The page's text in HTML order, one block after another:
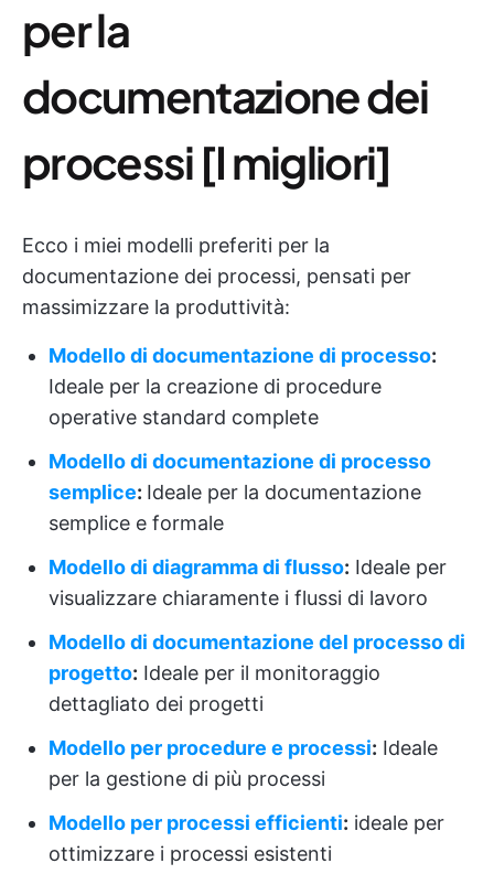
per la
documentazione dei
processi [I migliori]
Ecco i miei modelli preferiti per la
documentazione dei processi, pensati per
massimizzare la produttività:
Modello di documentazione di processo:
Ideale per la creazione di procedure
operative standard complete
Modello di documentazione di processo
semplice: Ideale per la documentazione
semplice e formale
Modello di diagramma di flusso: Ideale per
visualizzare chiaramente i flussi di lavoro
Modello di documentazione del processo di
progetto: Ideale per il monitoraggio
dettagliato dei progetti
Modello per procedure e processi: Ideale
per la gestione di più processi
Modello per processi efficienti: ideale per
ottimizzare i processi esistenti